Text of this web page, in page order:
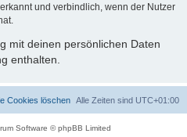
und verbindlich, wenn der Nutzer
mit deinen persönlichen Daten
enthalten.
Alle Zeiten sind UTC+01:00
Cookies löschen
Software © phpBB Limited